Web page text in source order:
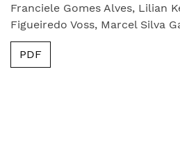
Franciele Gomes Alves, Lilian
Figueiredo Voss, Marcel Silva
PDF